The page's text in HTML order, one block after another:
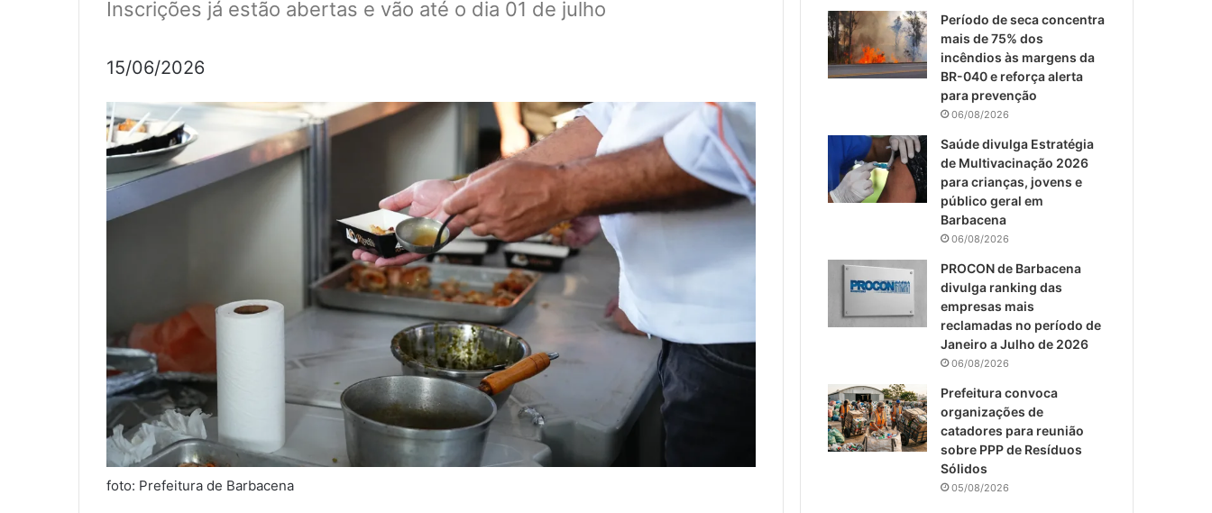
Inscrições já estão abertas e vão até o dia 01 de julho
15/06/2026
foto: Prefeitura de Barbacena
k
m
Período de seca concentra
mais de 75% dos
incêndios às margens da
BR-040 e reforça alerta
para prevenção
06/08/2026
Saúde divulga Estratégia
de Multivacinação 2026
para crianças, jovens e
público geral em
Barbacena
06/08/2026
PROCON de Barbacena
divulga ranking das
empresas mais
reclamadas no período de
Janeiro a Julho de 2026
06/08/2026
Prefeitura convoca
organizações de
catadores para reunião
sobre PPP de Resíduos
Sólidos
05/08/2026